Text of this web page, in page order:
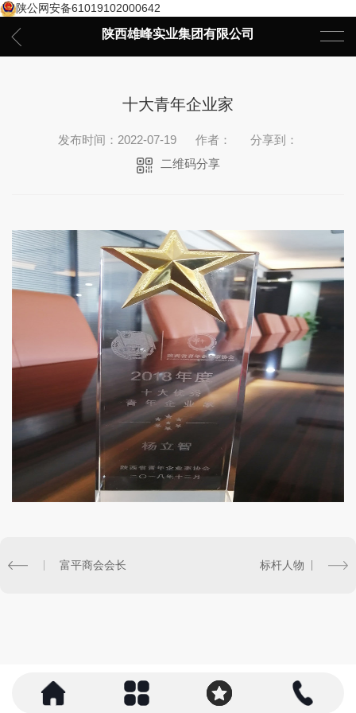
陕公网安备61019102000642
陕西雄峰实业集团有限公司
十大青年企业家
发布时间：2022-07-19 作者：
分享到：
二维码分享
富平商会会长 标杆人物